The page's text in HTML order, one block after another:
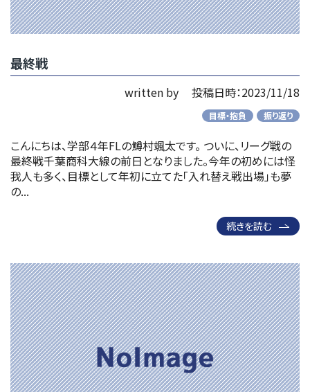
最終戦
written by 投稿日時：2023/11/18
目標・抱負 振り返り
こんにちは、学部４年FLの鱒村颯太です。 ついに、リーグ戦の
最終戦千葉商科大線の前日となりました。今年の初めには怪
我人も多く、目標として年初に立てた「入れ替え戦出場」も夢
の...
続きを読む